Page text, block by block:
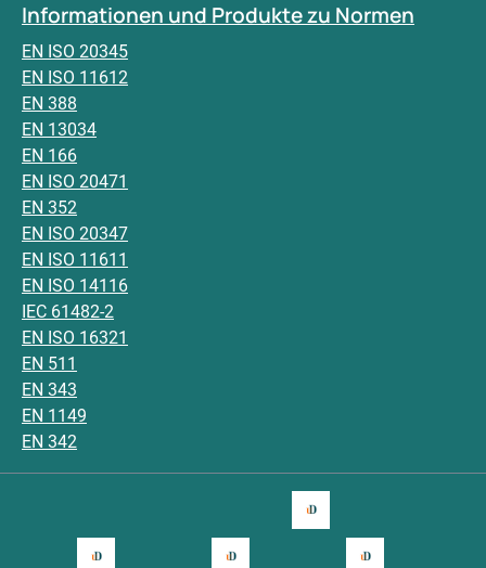
Informationen und Produkte zu Normen
EN ISO 20345
EN ISO 11612
EN 388
EN 13034
EN 166
EN ISO 20471
EN 352
EN ISO 20347
EN ISO 11611
EN ISO 14116
IEC 61482-2
EN ISO 16321
EN 511
EN 343
EN 1149
EN 342